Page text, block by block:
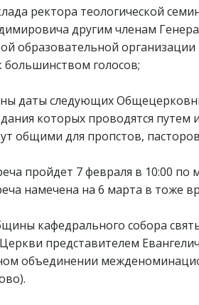
ректора теологической
другим членам
образовательной
большинством голосов;
даты следующих
которых проводятся
общими для пропстов,
пройдет 7 февраля в 10:00 по
намечена на 6 марта в тоже
кафедрального собора
представителем
объединении